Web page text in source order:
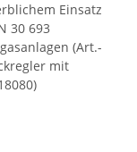
Einsatz
30 693
(Art.-
mit